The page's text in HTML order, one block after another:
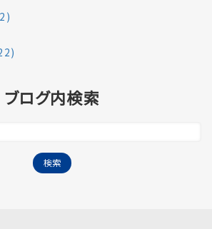
ブログ内検索